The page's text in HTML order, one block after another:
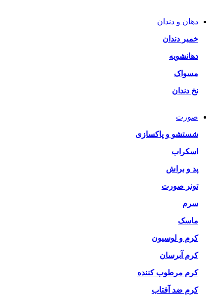
دهان و دندان
خمیر دندان
دهانشویه
مسواک
نخ دندان
صورت
شستشو و پاکسازی
اسکراب
پد و براش
تونر صورت
سرم
ماسک
کرم و لوسیون
کرم آبرسان
کرم مرطوب کننده
کرم ضد آفتاب